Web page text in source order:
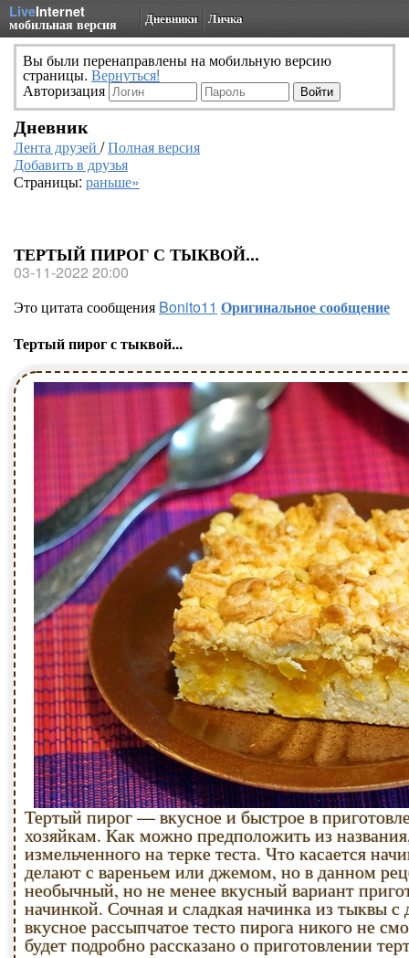
LiveInternet
мобильная версия Дневники Личка
Вы были перенаправлены на мобильную версию
страницы. Вернуться!
Авторизация
Дневник
Лента друзей /Полная версия
Добавить в друзья
Страницы: раньше»
ТЕРТЫЙ ПИРОГ С ТЫКВОЙ...
03-11-2022 20:00
Это цитата сообщения Bonito11 Оригинальное сообщение
Тертый пирог с тыквой...
Тертый пирог — вкусное и быстрое в
хозяйкам. Как можно предположить из
измельченного на терке теста. Что касается
делают с вареньем или джемом, но в данном
необычный, но не менее вкусный вариант
начинкой. Сочная и сладкая начинка из тыквы
вкусное рассыпчатое тесто пирога никого не
будет подробно рассказано о приготовлении